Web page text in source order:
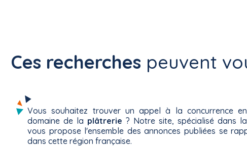
Ces recherches peuvent
Vous souhaitez trouver un appel à la concurrence en
domaine de la plâtrerie ? Notre site, spécialisé dans
vous propose l'ensemble des annonces publiées se
dans cette région française.